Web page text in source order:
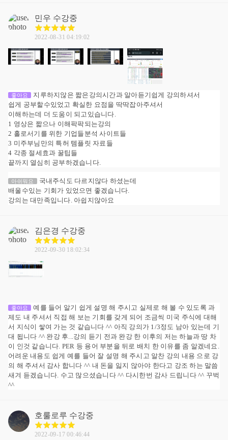
민우 수강중
2022-08-31 04:19:02
좋아요
지루하지않은 짧은강의시간과 알아듣기쉽게 강의하셔서
쉽게 공부할수있었고 확실한 요점을 딱딱잡아주셔서
이해하는데 더 도움이 되고있습니다.
1 영상은 짧으나 이해팍팍되는강의
2 홀로서기를 위한 기업들분석 사이트들
3 미주부님만의 특허 템플릿 자료들
4 각종 절세효과 꿀팁들
끝까지 열심히 공부하겠습니다.
아쉬워요
국내주식도 다르지않다 하셨는데
배울수있는 기회가 있었으면 좋겠습니다.
강의는 대만족입니다. 아쉽지않아요
김은경 수강중
2022-09-30 18:02:34
좋아요
예를 들어 알기 쉽게 설명 해 주시고 실제로 해 볼 수 있도록 과
제도 내 주셔서 직접 해 보는 기회를 갖게 되어 조금씩 미국 주식에 대해
서 지식이 쌓여 가는 것 같습니다 ^^ 아직 강의가 1/3정도 남아 있는데 기
대 됩니다 ^^ 완강 후...강의 듣기 전과 완강 한 이후의 저는 하늘과 땅 차
이 인것 같습니다. PER 등 용어 부분을 뒤로 배치 한 이유를 좀 알겠네요.
어려운 내용도 쉽게 예를 들어 잘 설명 해 주시고 알찬 강의 내용 으로 강
의 해 주셔서 감사 합니다 ^^ 내 돈을 잃지 않아야 한다고 강조 하는 말씀
새겨 듣겠습니다. 수고 많으셨습니다 ^^ 다시한번 감사 드립니다 ^^ 꾸벅
^^
호룰로루 수강중
2022-09-17 00:46:44